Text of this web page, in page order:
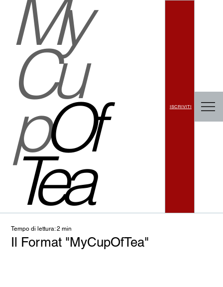
My
Cu
pOf
Tea
ISCRIVITI
Il Format "MyCupOfTea"
Tempo di lettura: 2 min